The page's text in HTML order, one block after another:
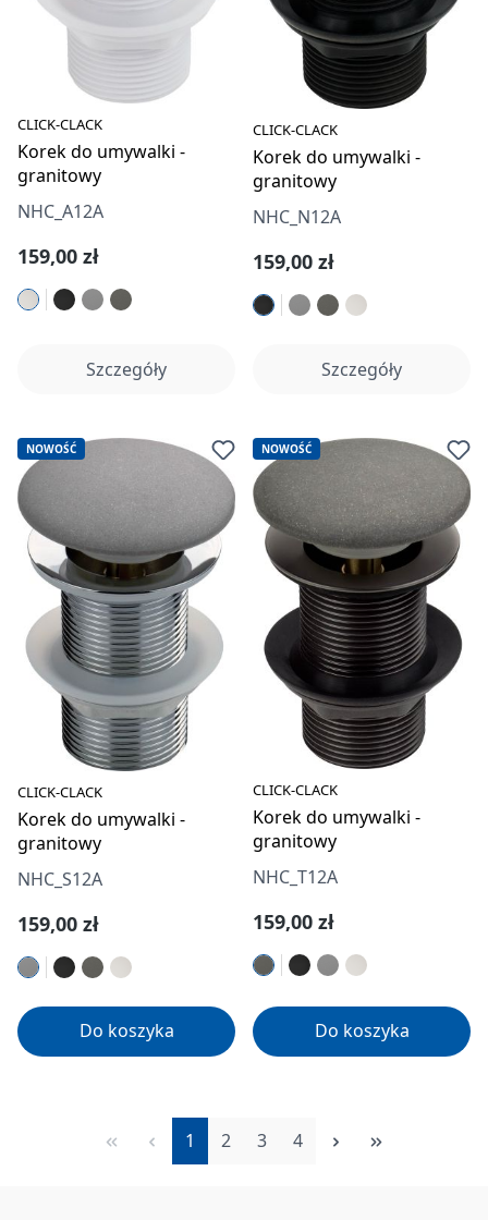
CLICK-CLACK
Korek do umywalki -
granitowy
NHC_A12A
Cena regularna:
159,00 zł
Szczegóły
CLICK-CLACK
Korek do umywalki -
granitowy
NHC_N12A
Cena regularna:
159,00 zł
Szczegóły
NOWOŚĆ
CLICK-CLACK
Korek do umywalki -
granitowy
NHC_S12A
Cena regularna:
159,00 zł
Do koszyka
NOWOŚĆ
CLICK-CLACK
Korek do umywalki -
granitowy
NHC_T12A
Cena regularna:
159,00 zł
Do koszyka
Strona
1 Strona
2 Strona
3 Strona
4